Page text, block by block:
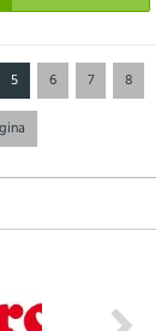
5 6 7
8